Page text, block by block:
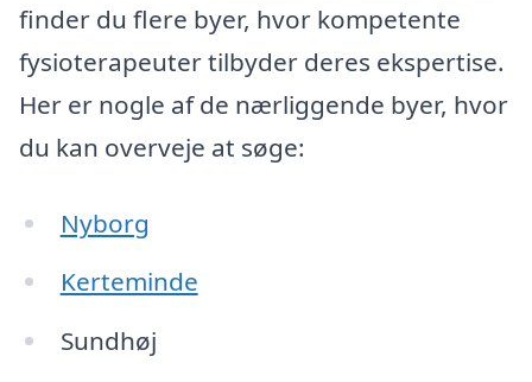
finder du flere byer, hvor kompetente
fysioterapeuter tilbyder deres ekspertise.
Her er nogle af de nærliggende byer, hvor
du kan overveje at søge:
Nyborg
Kerteminde
Sundhøj